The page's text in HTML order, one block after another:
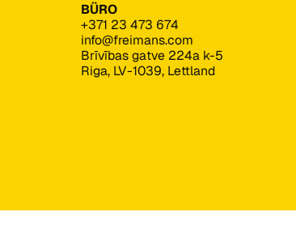
BÜRO
+371 23 473 674
info@freimans.com
Brīvības gatve 224a k-5
Riga, LV-1039, Lettland